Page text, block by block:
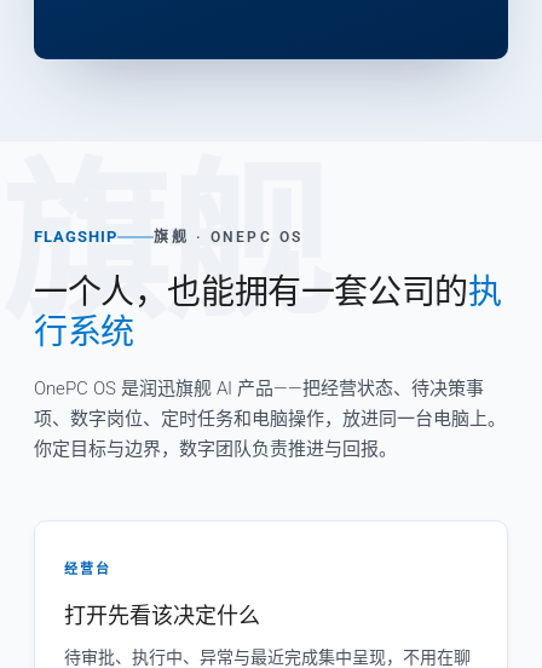
旗舰
FLAGSHIP 旗舰 · ONEPC OS
一个人，也能拥有一套公司的执
行系统
OnePC OS 是润迅旗舰 AI 产品——把经营状态、待决策事
项、数字岗位、定时任务和电脑操作，放进同一台电脑上。
你定目标与边界，数字团队负责推进与回报。
经营台
打开先看该决定什么
待审批、执行中、异常与最近完成集中呈现，不用在聊